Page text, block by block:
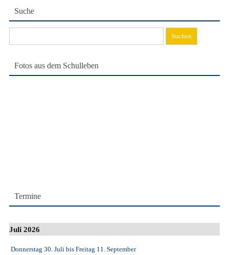
Suche
nach:
Fotos aus dem Schulleben
Termine
Juli 2026
Donnerstag 30. Juli bis Freitag 11. September